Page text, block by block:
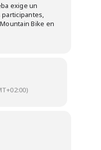
exige un
Bike en